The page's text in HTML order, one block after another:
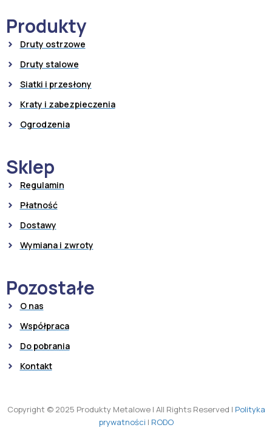
Produkty
Druty ostrzowe
Druty stalowe
Siatki i przesłony
Kraty i zabezpieczenia
Ogrodzenia
Sklep
Regulamin
Płatność
Dostawy
Wymiana i zwroty
Pozostałe
O nas
Współpraca
Do pobrania
Kontakt
Copyright © 2025 Produkty Metalowe | All Rights Reserved | Polityka
prywatności | RODO